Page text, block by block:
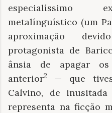
especialíssimo
metalínguístico (um
aproximação
protagonista de
ânsia de apagar
anterior2 — que
Calvino, de
representa na ficção